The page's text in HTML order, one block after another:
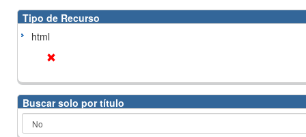
Tipo de Recurso
html
Buscar solo por título